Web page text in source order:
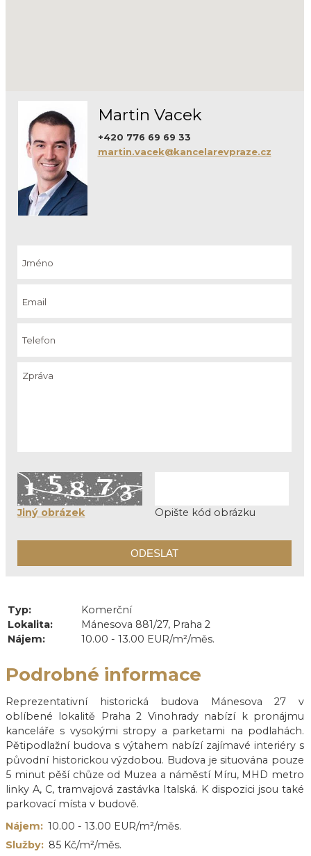
Martin Vacek
+420 776 69 69 33
martin.vacek@kancelarevpraze.cz
Jiný obrázek Opište kód obrázku
Typ:
Komerční
Lokalita:
Mánesova 881/27, Praha 2
Nájem:
10.00 - 13.00 EUR/m²/měs.
Podrobné informace
Reprezentativní historická budova Mánesova 27 v
oblíbené lokalitě Praha 2 Vinohrady nabízí k pronájmu
kanceláře s vysokými stropy a parketami na podlahách.
Pětipodlažní budova s výtahem nabízí zajímavé interiéry s
původní historickou výzdobou. Budova je situována pouze
5 minut pěší chůze od Muzea a náměstí Míru, MHD metro
linky A, C, tramvajová zastávka Italská. K dispozici jsou také
parkovací místa v budově.
Nájem: 10.00 - 13.00 EUR/m²/měs.
Služby: 85 Kč/m²/měs.